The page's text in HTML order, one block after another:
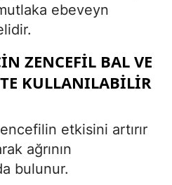
ebeveyn
ZENCEFIL BAL VE
KULLANILABILIR
etkisini artırır
ağrının
bulunur.